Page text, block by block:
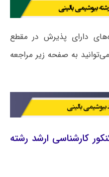
دارای پذیرش در مقطع
به صفحه زیر مراجعه
کارشناسی ارشد رشته